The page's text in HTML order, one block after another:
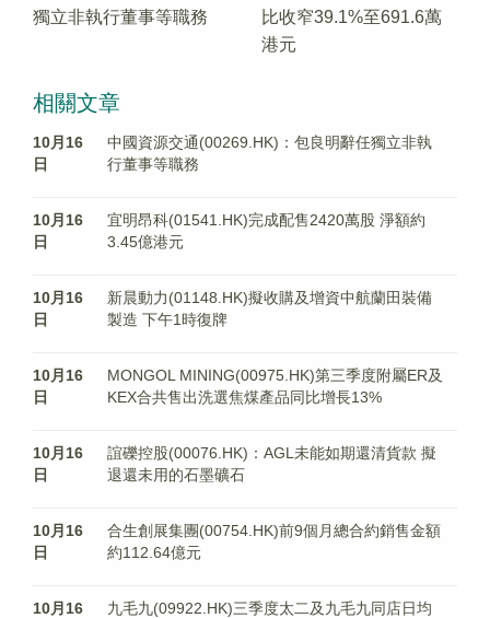
獨立非執行董事等職務
比收窄39.1%至691.6萬
港元
相關文章
10月16
日
中國資源交通(00269.HK)：包良明辭任獨立非執
行董事等職務
10月16
日
宜明昂科(01541.HK)完成配售2420萬股 淨額約
3.45億港元
10月16
日
新晨動力(01148.HK)擬收購及增資中航蘭田裝備
製造 下午1時復牌
10月16
日
MONGOL MINING(00975.HK)第三季度附屬ER及
KEX合共售出洗選焦煤產品同比增長13%
10月16
日
誼礫控股(00076.HK)：AGL未能如期還清貨款 擬
退還未用的石墨礦石
10月16
日
合生創展集團(00754.HK)前9個月總合約銷售金額
約112.64億元
10月16
九毛九(09922.HK)三季度太二及九毛九同店日均